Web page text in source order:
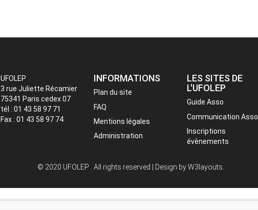
UFOLEP
3 rue Juliette Récamier
75341 Paris cedex 07
tél : 01 43 58 97 71
Fax : 01 43 58 97 74
INFORMATIONS
Plan du site
FAQ
Mentions légales
Administration
LES SITES DE
L'UFOLEP
Guide Asso
Communication Asso
Inscriptions
évènements
© 2020 UFOLEP . All rights reserved | Design byW3layouts.